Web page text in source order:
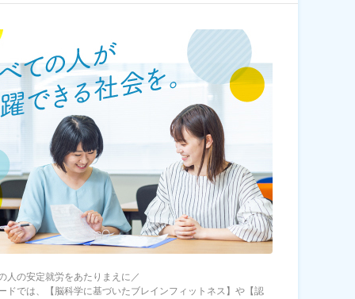
人の安定就労をあたりまえに／
ドでは、【脳科学に基づいたブレインフィットネス】や【認